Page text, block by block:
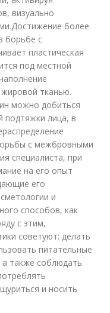
визуально
более
борьбе с
пластическая
под местной
тканью.
можно добиться
подтяжки лица, в
с межбровными
специалиста, при
на его опыт
его
и
способов, как
с этим,
советуют: делать
питательные
а также соблюдать
и носить